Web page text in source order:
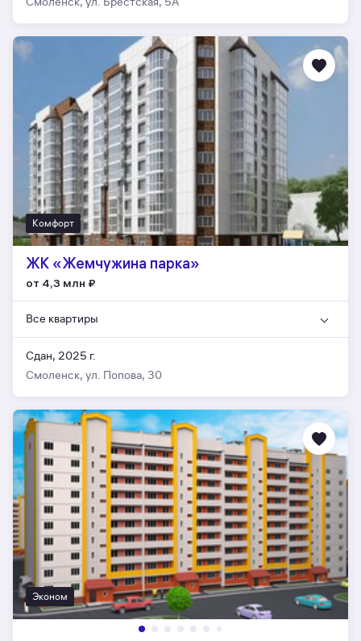
Комфорт
ЖК «Жемчужина парка»
от 4,3 млн ₽
Все квартиры
Сдан, 2025 г.
Смоленск, ул. Попова, 30
Эконом